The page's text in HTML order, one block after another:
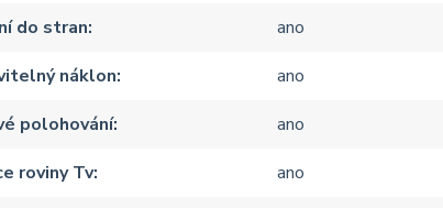
do stran
ano
náklon
ano
polohování
ano
roviny Tv
ano